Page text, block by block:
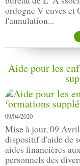
ordogne V euves et
l'annulation...
Aide pour les
09/04/2020
Mise à jour, 09
dispositif d'aide de
aides financières
personnels des